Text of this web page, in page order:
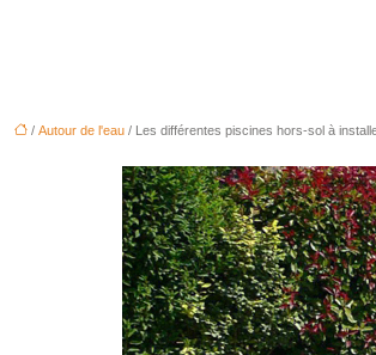
/ Autour de l'eau / Les différentes piscines hors-sol à